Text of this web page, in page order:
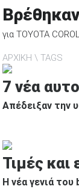
για TOYOTA
ΑΡΧΙΚΗ TAGS
7 νέα
Απέδειξαν την
Τιμές
Η νέα γενιά του